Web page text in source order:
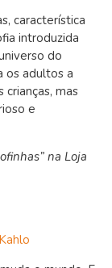
característica
introduzida
do
os adultos a
mas
e
na Loja